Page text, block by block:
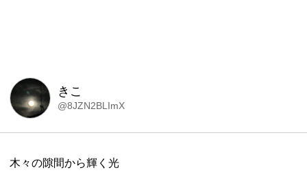
きこ
@8JZN2BLImX
木々の隙間から輝く光